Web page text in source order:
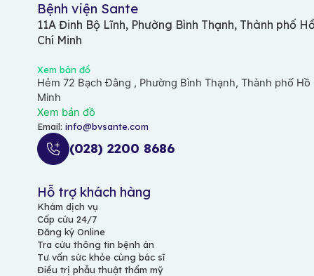
Bệnh viện Sante
11A Đinh Bộ Lĩnh, Phường Bình Thạnh, Thành phố
Chí Minh
Xem bản đồ
Hẻm 72 Bạch Đằng , Phường Bình Thạnh, Thành phố Hồ
Minh
Xem bản đồ
Email: info@bvsante.com
(028) 2200 8686
Hỗ trợ khách hàng
Khám dịch vụ
Cấp cứu 24/7
Đăng ký Online
Tra cứu thông tin bệnh án
Tư vấn sức khỏe cùng bác sĩ
Điều trị phẫu thuật thẩm mỹ